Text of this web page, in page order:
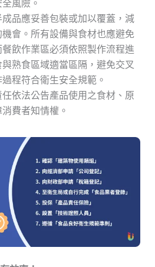
風險。
品應妥善包裝或加以覆蓋，減
會。所有設備與食材也應避免
飲作業區必須依照製作流程進
熟食區域適當區隔，避免交叉
程符合衛生安全規範。
依法公告產品使用之食材、原
費者知情權。